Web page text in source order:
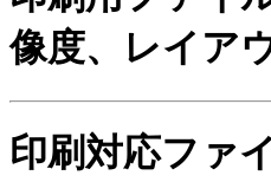
像度、レイア
印刷対応ファ